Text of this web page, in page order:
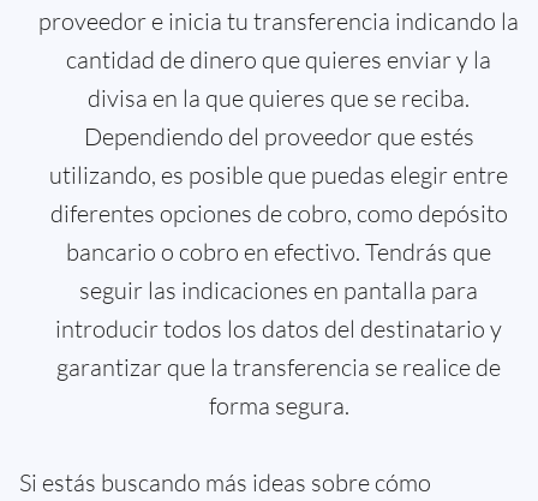
proveedor e inicia tu transferencia indicando la
cantidad de dinero que quieres enviar y la
divisa en la que quieres que se reciba.
Dependiendo del proveedor que estés
utilizando, es posible que puedas elegir entre
diferentes opciones de cobro, como depósito
bancario o cobro en efectivo. Tendrás que
seguir las indicaciones en pantalla para
introducir todos los datos del destinatario y
garantizar que la transferencia se realice de
forma segura.
Si estás buscando más ideas sobre cómo